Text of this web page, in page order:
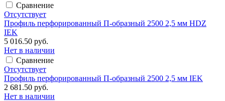
Сравнение
Отсутствует
Профиль перфорированный П-образный 2500 2,5 мм HDZ
IEK
5 016.50 руб.
Нет в наличии
Сравнение
Отсутствует
Профиль перфорированный П-образный 2500 2,5 мм IEK
2 681.50 руб.
Нет в наличии